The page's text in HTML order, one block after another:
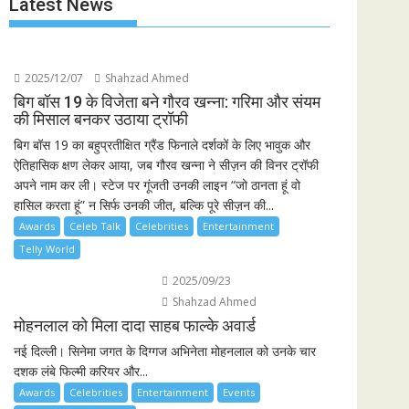
Latest News
2025/12/07 Shahzad Ahmed
बिग बॉस 19 के विजेता बने गौरव खन्ना: गरिमा और संयम
की मिसाल बनकर उठाया ट्रॉफी
बिग बॉस 19 का बहुप्रतीक्षित ग्रैंड फिनाले दर्शकों के लिए भावुक और
ऐतिहासिक क्षण लेकर आया, जब गौरव खन्ना ने सीज़न की विनर ट्रॉफी
अपने नाम कर ली। स्टेज पर गूंजती उनकी लाइन “जो ठानता हूं वो
हासिल करता हूं” न सिर्फ उनकी जीत, बल्कि पूरे सीज़न की...
Awards Celeb Talk Celebrities
Entertainment
Telly World
2025/09/23
Shahzad Ahmed
मोहनलाल को मिला दादा साहब फाल्के अवार्ड
नई दिल्ली। सिनेमा जगत के दिग्गज अभिनेता मोहनलाल को उनके चार
दशक लंबे फिल्मी करियर और...
Awards Celebrities Entertainment
Events